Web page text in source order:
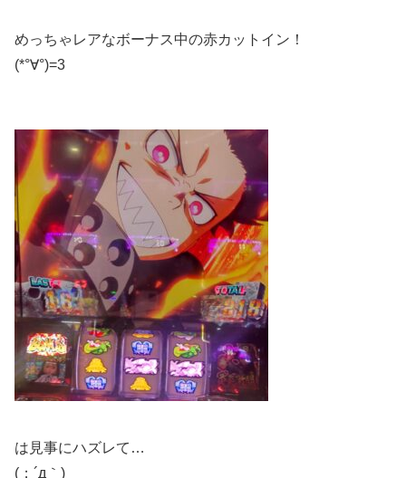
めっちゃレアなボーナス中の赤カットイン！
(*°∀°)=3
は見事にハズレて…
(；´д｀)